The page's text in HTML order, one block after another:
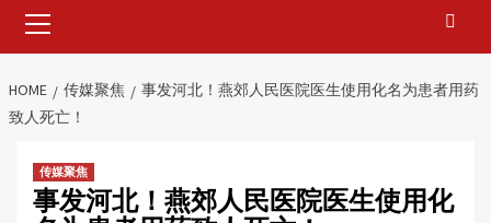
Menu
HOME 传媒聚焦
事发河北！燕郊人民医院医生使用化名为患者用药
致人死亡！
传媒聚焦
事发河北！燕郊人民医院医生使用化